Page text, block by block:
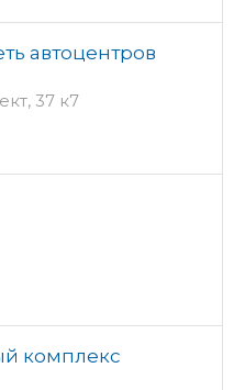
автоцентров
37 к7
комплекс